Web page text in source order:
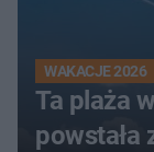
WAKACJE 2026
Ta plaża
powstała